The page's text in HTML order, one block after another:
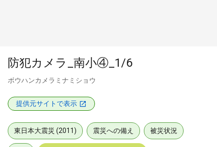
防犯カメラ_南小④_1/6
ボウハンカメラミナミショウ
提供元サイトで表示
東日本大震災 (2011) 震災への備え 被災状況